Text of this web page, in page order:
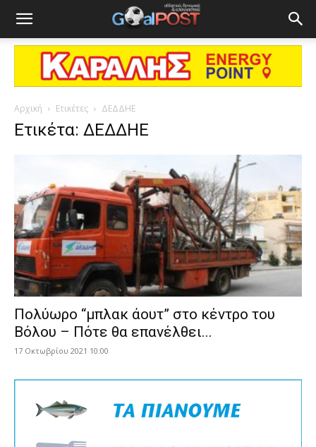
Αρχική Ετικέτες ΔΕΔΔΗΕ
Ετικέτα: ΔΕΔΔΗΕ
Πολύωρο “μπλακ άουτ” στο κέντρο του
Βόλου – Πότε θα επανέλθει...
17 Οκτωβρίου 2021 10:00